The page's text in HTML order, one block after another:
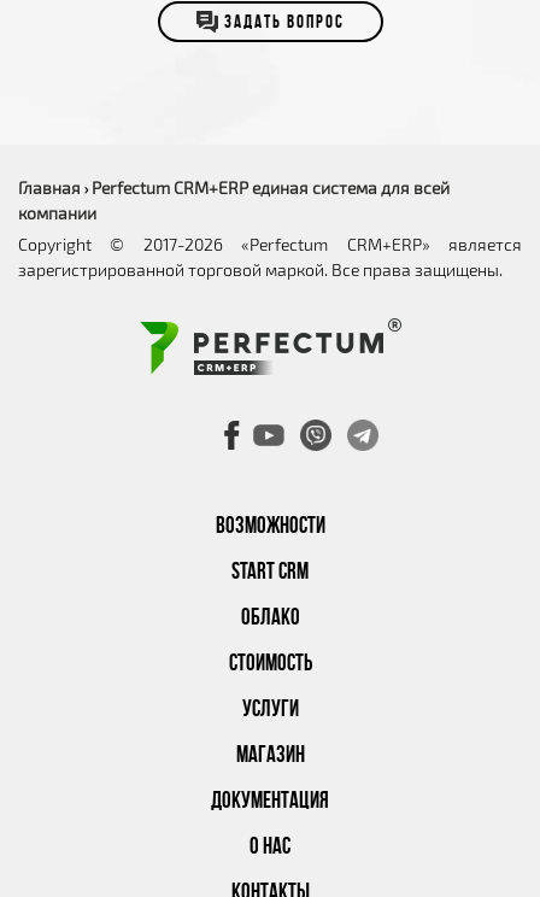
ЗАДАТЬ ВОПРОС
ВОЗМОЖНОСТИ
START CRM
ОБЛАКО
СТОИМОСТЬ
УСЛУГИ
МАГАЗИН
ДОКУМЕНТАЦИЯ
О НАС
Главная › Perfectum CRM+ERP единая система для всей
компании
Copyright © 2017-2026 «Perfectum CRM+ERP» является
зарегистрированной торговой маркой. Все права защищены.